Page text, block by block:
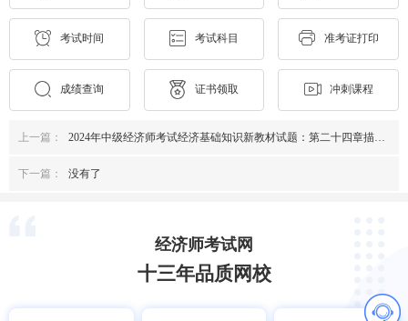
考试时间 考试科目 准考证打印
成绩查询 证书领取 冲刺课程
上一篇： 2024年中级经济师考试经济基础知识新教材试题：第二十四章描述统计
下一篇： 没有了
经济师考试网
十三年品质网校